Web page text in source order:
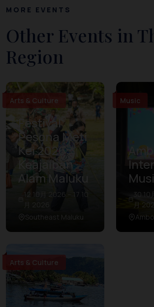
MORE EVENTS
Other Events in
Region
Arts & Culture
Festival
Pesona Meti
Kei 2026:
Keajaiban
Alam Maluku
12 10月 2026 – 17 10
月 2026
Southeast Maluku
Music
30 10
月
Arts & Culture